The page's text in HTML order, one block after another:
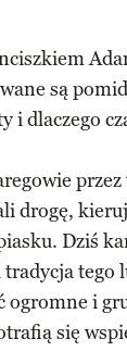
są
i dlaczego
drogę,
Dziś
tradycja tego
ogromne i
się